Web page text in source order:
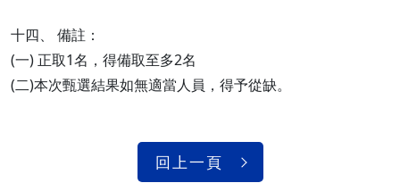
十四、 備註：
(一) 正取1名，得備取至多2名
(二)本次甄選結果如無適當人員，得予從缺。
回上一頁